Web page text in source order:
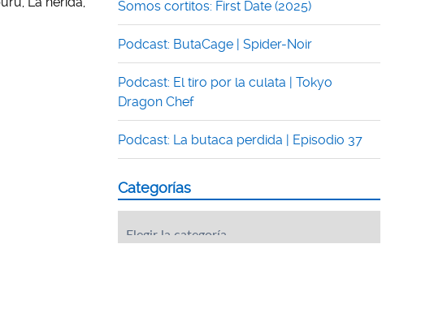
Somos cortitos: First Date (2025)
Podcast: ButaCage | Spider-Noir
Podcast: El tiro por la culata | Tokyo
Dragon Chef
Podcast: La butaca perdida | Episodio 37
Categorías